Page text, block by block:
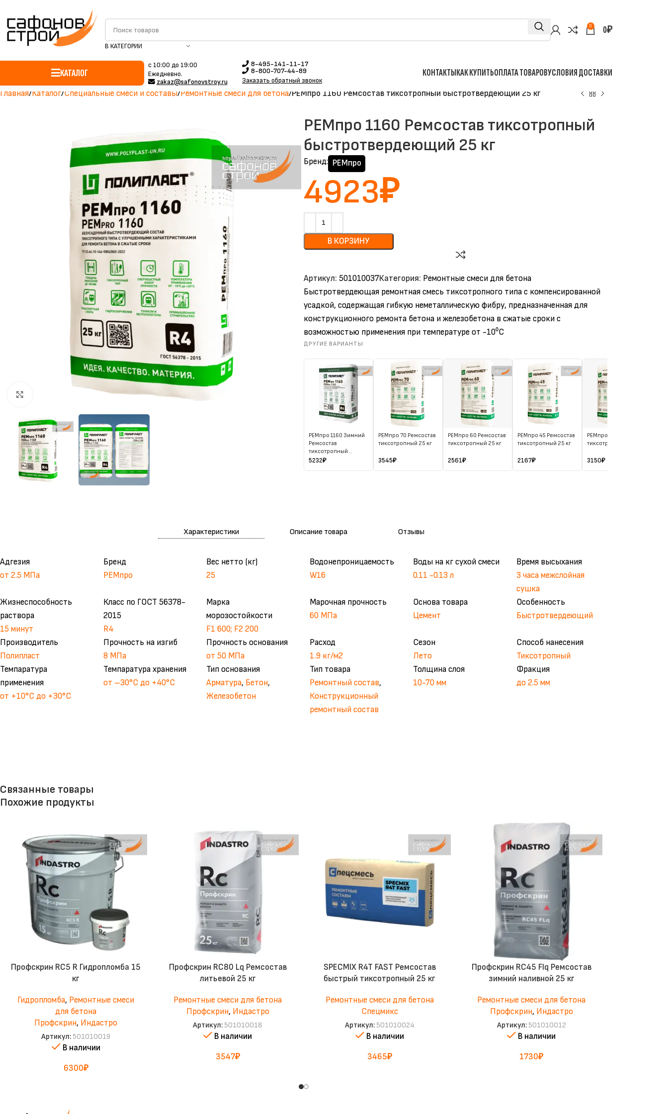
В КАТЕГОРИИ
0 0₽
КАТАЛОГ
c 10:00 до 19:00
Ежедневно.
zakaz@safonovstroy.ru
8-495-141-11-17
8-800-707-44-89
Заказать обратный звонок
КОНТАКТЫКАК КУПИТЬОПЛАТА ТОВАРОВУСЛОВИЯ ДОСТАВКИ
Главная Каталог Специальные смеси и составы Ремонтные смеси для бетона РЕМпро 1160 Ремсостав тиксотропный быстротвердеющий 25 кг
Нажмите, чтобы увеличить
РЕМпро 1160 Ремсостав тиксотропный
быстротвердеющий 25 кг
Бренд: РЕМпро
4923₽
В КОРЗИНУ
Артикул: 501010037Категория: Ремонтные смеси для бетона
Быстротвердеющая ремонтная смесь тиксотропного типа с компенсированной
усадкой, содержащая гибкую неметаллическую фибру, предназначенная для
конструкционного ремонта бетона и железобетона в сжатые сроки с
возможностью применения при температуре от -10⁰С
ДРУГИЕ ВАРИАНТЫ
РЕМпро 1160 Зимний
Ремсостав
тиксотропный
быстротвердеющий
5232₽
РЕМпро 70 Ремсостав
тиксотропный 25 кг
3545₽
РЕМпро 60 Ремсостав
тиксотропный 25 кг
2561₽
РЕМпро 45 Ремсостав
тиксотропный 25 кг
2167₽
РЕМпро 40 Ремсостав
тиксотропный 25 кг
3150₽
Характеристики Описание товара Отзывы
Адгезия
от 2.5 МПа
Бренд
РЕМпро
Вес нетто (кг)
25
Водонепроницаемость
W16
Воды на кг сухой смеси
0.11 -0.13 л
Время высыхания
3 часа межслойная
сушка
Жизнеспособность
раствора
15 минут
Класс по ГОСТ 56378-
2015
R4
Марка
морозостойкости
F1 600; F2 200
Марочная прочность
60 МПа
Основа товара
Цемент
Особенность
Быстротвердеющий
Производитель
Полипласт
Прочность на изгиб
8 МПа
Прочность основания
от 50 МПа
Расход
1.9 кг/м2
Сезон
Лето
Способ нанесения
Тиксотропный
Темпаратура
применения
от +10°С до +30°С
Темпаратура хранения
от –30°С до +40°С
Тип основания
Арматура, Бетон,
Железобетон
Тип товара
Ремонтный состав,
Конструкционный
ремонтный состав
Толщина слоя
10-70 мм
Фракция
до 2.5 мм
Связанные товары
Похожие продукты
Профскрин RC5 R Гидропломба 15
кг
Гидропломба, Ремонтные смеси
для бетона
Профскрин, Индастро
Артикул: 501010019
В наличии
6300₽
Профскрин RC80 Lq Ремсостав
литьевой 25 кг
Ремонтные смеси для бетона
Профскрин, Индастро
Артикул: 501010018
В наличии
3547₽
SPECMIX R4T FAST Ремсостав
быстрый тиксотропный 25 кг
Ремонтные смеси для бетона
Спецмикс
Артикул: 501010024
В наличии
3465₽
Профскрин RC45 Flq Ремсостав
зимний наливной 25 кг
Ремонтные смеси для бетона
Профскрин, Индастро
Артикул: 501010012
В наличии
1730₽